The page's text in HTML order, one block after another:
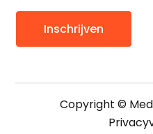
Inschrijven
Copyright ©